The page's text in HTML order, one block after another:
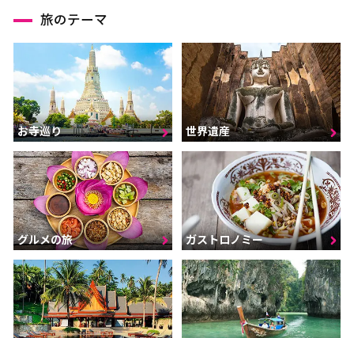
旅のテーマ
お寺巡り 世界遺産
グルメの旅 ガストロノミー